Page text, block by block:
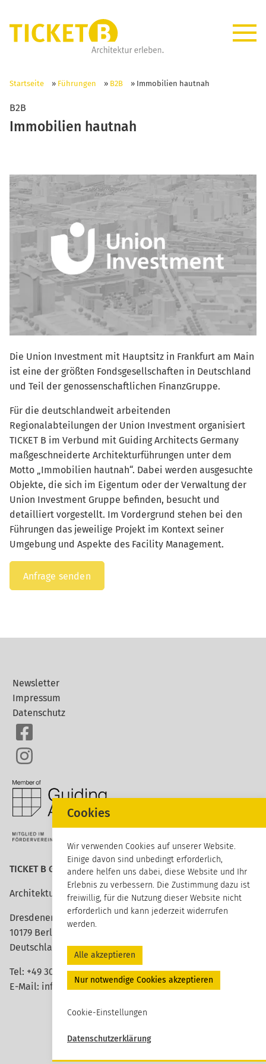
Startseite » Führungen » B2B » Immobilien hautnah
B2B
Immobilien hautnah
Die Union Investment mit Hauptsitz in Frankfurt am Main
ist eine der größten Fondsgesellschaften in Deutschland
und Teil der genossenschaftlichen FinanzGruppe.
Für die deutschlandweit arbeitenden
Regionalabteilungen der Union Investment organisiert
TICKET B im Verbund mit Guiding Architects Germany
maßgeschneiderte Architekturführungen unter dem
Motto „Immobilien hautnah“. Dabei werden ausgesuchte
Objekte, die sich im Eigentum oder der Verwaltung der
Union Investment Gruppe befinden, besucht und
detailliert vorgestellt. Im Vordergrund stehen bei den
Führungen das jeweilige Projekt im Kontext seiner
Umgebung und Aspekte des Facility Management.
Anfrage senden
Newsletter
Impressum
Datenschutz
TICKET B GmbH
Architektur erleben
Dresdener Straße 113
10179 Berlin
Deutschland
Tel: +49 30 420 26 96 20
E-Mail: info@ticket-b.de
Cookies
Wir verwenden Cookies auf unserer Website.
Einige davon sind unbedingt erforderlich,
andere helfen uns dabei, diese Website und Ihr
Erlebnis zu verbessern. Die Zustimmung dazu ist
freiwillig, für die Nutzung dieser Website nicht
erforderlich und kann jederzeit widerrufen
werden.
Alle akzeptieren
Nur notwendige Cookies akzeptieren
Cookie-Einstellungen
Datenschutzerklärung